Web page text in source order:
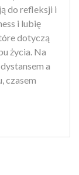
do refleksji i
i lubię
dotyczą
życia. Na
a
czasem